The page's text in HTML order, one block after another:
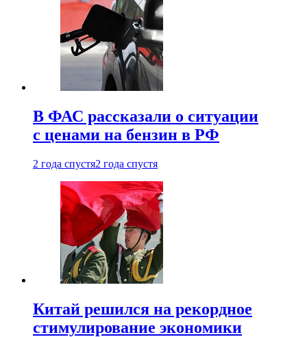
В ФАС рассказали о ситуации
с ценами на бензин в РФ
2 года спустя2 года спустя
Китай решился на рекордное
стимулирование экономики